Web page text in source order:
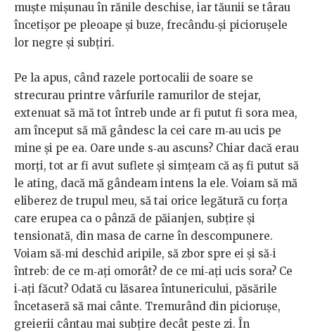
muște mișunau în rănile deschise, iar tăunii se târau
încetișor pe pleoape și buze, frecându‑și piciorușele
lor negre și subțiri.
Pe la apus, când razele portocalii de soare se
strecurau printre vârfurile ramurilor de stejar,
extenuat să mă tot întreb unde ar fi putut fi sora mea,
am început să mă gândesc la cei care m‑au ucis pe
mine și pe ea. Oare unde s‑au ascuns? Chiar dacă erau
morți, tot ar fi avut suflete și simțeam că aș fi putut să
le ating, dacă mă gândeam intens la ele. Voiam să mă
eliberez de trupul meu, să tai orice legătură cu forța
care erupea ca o pânză de păianjen, subțire și
tensionată, din masa de carne în descompunere.
Voiam să‑mi deschid aripile, să zbor spre ei și să‑i
întreb: de ce m‑ați omorât? de ce mi‑ați ucis sora? Ce
i‑ați făcut? Odată cu lăsarea întunericului, păsările
încetaseră să mai cânte. Tremurând din piciorușe,
greierii cântau mai subțire decât peste zi. În